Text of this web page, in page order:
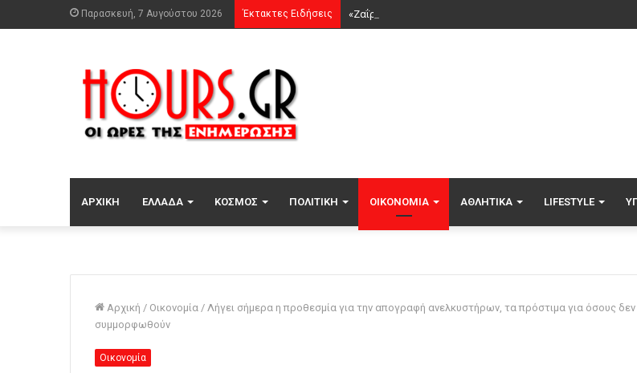
Παρασκευή, 7 Αυγούστου 2026 Έκτακτες Ειδήσεις
ΑΡΧΙΚΉ ΕΛΛΆΔΑ ΚΌΣΜΟΣ ΠΟΛΙΤΙΚΉ ΟΙΚΟΝΟΜΊΑ ΑΘΛΗΤΙΚΆ LIFESTYLE
Αρχική / Οικονομία / Λήγει σήμερα η προθεσμία για την απογραφή ανελκυστήρων, τα πρόστιμα για όσους δεν
συμμορφωθούν
Οικονομία